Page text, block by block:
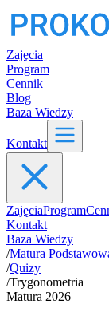
Zajęcia
Program
Cennik
Blog
Baza Wiedzy
Kontakt
ZajęciaProgram
Kontakt
Baza Wiedzy
/Matura
/Quizy
/Trygonometria
Matura 2026